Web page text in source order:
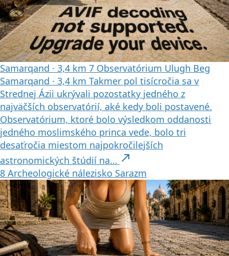
Samarqand · 3,4 km 7 Observatórium Ulugh Beg
Samarqand · 3,4 km Takmer pol tisícročia sa v
Strednej Ázii ukrývali pozostatky jedného z
najväčších observatórií, aké kedy boli postavené.
Observatórium, ktoré bolo výsledkom oddanosti
jedného moslimského princa vede, bolo tri
desaťročia miestom najpokročilejších
astronomických štúdií na… north_east
8 Archeologické nálezisko Sarazm